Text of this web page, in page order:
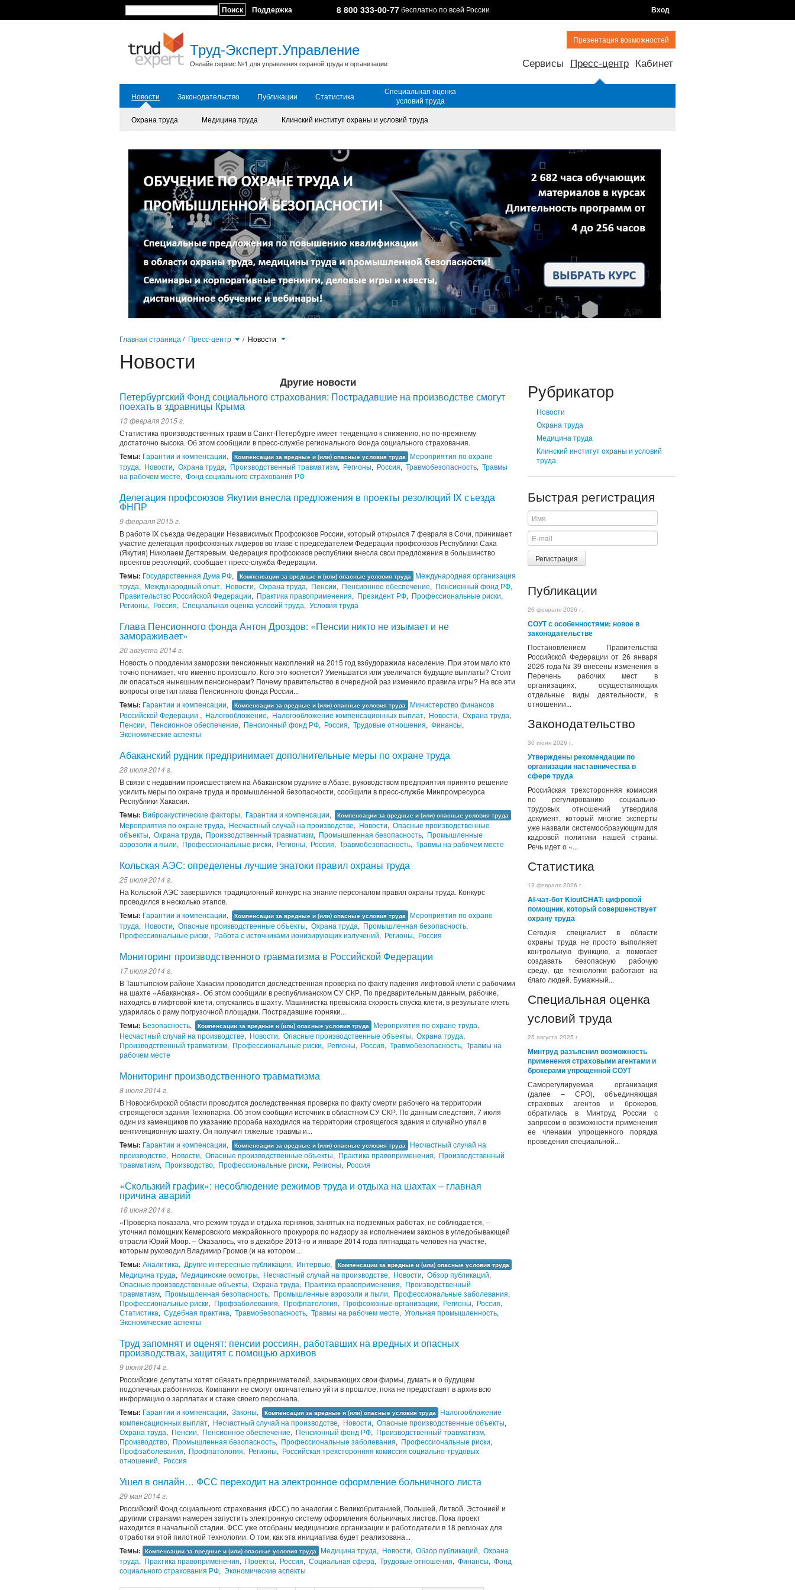
Поиск Поддержка 8 800 333-00-77бесплатно по всей России Вход
Труд-Эксперт.Управление
Онлайн сервис №1 для управления охраной труда в организации
Презентация возможностей
Сервисы Пресс-центр Кабинет
Новости Законодательство Публикации Статистика
Специальная оценка
условий труда
Охрана труда
Медицина труда Клинский институт охраны и условий труда
Главная страница / Пресс-центр / Новости
Новости
Рубрикатор
Новости
Охрана труда
Медицина труда
Клинский институт охраны и условий
труда
Быстрая регистрация
Регистрация
Публикации
26 февраля 2026 г.
СОУТ с особенностями: новое в
законодательстве
Постановлением Правительства
Российской Федерации от 26 января
2026 года № 39 внесены изменения в
Перечень рабочих мест в
организациях, осуществляющих
отдельные виды деятельности, в
отношении...
Законодательство
30 июня 2026 г.
Утверждены рекомендации по
организации наставничества в
сфере труда
Российская трехсторонняя комиссия
по регулированию социально-
трудовых отношений утвердила
документ, который многие эксперты
уже назвали системообразующим для
кадровой политики нашей страны.
Речь идет о «...
Статистика
13 февраля 2026 г.
AI-чат-бот KioutCHAT: цифровой
помощник, который совершенствует
охрану труда
Сегодня специалист в области
охраны труда не просто выполняет
контрольную функцию, а помогает
создавать безопасную рабочую
среду, где технологии работают на
благо людей. Бумажный...
Специальная оценка
условий труда
25 августа 2025 г.
Минтруд разъяснил возможность
применения страховыми агентами и
брокерами упрощенной СОУТ
Саморегулируемая организация
(далее – СРО), объединяющая
страховых агентов и брокеров,
обратилась в Минтруд России с
запросом о возможности применения
ее членами упрощенного порядка
проведения специальной...
Другие новости
Петербургский Фонд социального страхования: Пострадавшие на производстве смогут
поехать в здравницы Крыма
13 февраля 2015 г.
Статистика производственных травм в Санкт-Петербурге имеет тенденцию к снижению, но по-прежнему
достаточно высока. Об этом сообщили в пресс-службе регионального Фонда социального страхования.
Темы: Гарантии и компенсации, Компенсации за вредные и (или) опасные условия труда Мероприятия по охране
труда, Новости, Охрана труда, Производственный травматизм, Регионы, Россия, Травмобезопасность, Травмы
на рабочем месте, Фонд социального страхования РФ
Делегация профсоюзов Якутии внесла предложения в проекты резолюций IX съезда
ФНПР
9 февраля 2015 г.
В работе IX съезда Федерации Независимых Профсоюзов России, который открылся 7 февраля в Сочи, принимает
участие делегация профсоюзных лидеров во главе с председателем Федерации профсоюзов Республики Саха
(Якутия) Николаем Дегтяревым. Федерация профсоюзов республики внесла свои предложения в большинство
проектов резолюций, сообщает пресс-служба Федерации.
Темы: Государственная Дума РФ, Компенсации за вредные и (или) опасные условия труда Международная организация
труда, Международный опыт, Новости, Охрана труда, Пенсии, Пенсионное обеспечение, Пенсионный фонд РФ,
Правительство Российской Федерации, Практика правоприменения, Президент РФ, Профессиональные риски,
Регионы, Россия, Специальная оценка условий труда, Условия труда
Глава Пенсионного фонда Антон Дроздов: «Пенсии никто не изымает и не
замораживает»
20 августа 2014 г.
Новость о продлении заморозки пенсионных накоплений на 2015 год взбудоражила население. При этом мало кто
точно понимает, что именно произошло. Кого это коснется? Уменьшатся или увеличатся будущие выплаты? Стоит
ли опасаться нынешним пенсионерам? Почему правительство в очередной раз изменило правила игры? На все эти
вопросы ответил глава Пенсионного фонда России...
Темы: Гарантии и компенсации, Компенсации за вредные и (или) опасные условия труда Министерство финансов
Российской Федерации , Налогообложение, Налогообложение компенсационных выплат, Новости, Охрана труда,
Пенсии, Пенсионное обеспечение, Пенсионный фонд РФ, Россия, Трудовые отношения, Финансы,
Экономические аспекты
Абаканский рудник предпринимает дополнительные меры по охране труда
28 июля 2014 г.
В связи с недавним происшествием на Абаканском руднике в Абазе, руководством предприятия принято решение
усилить меры по охране труда и промышленной безопасности, сообщили в пресс-службе Минпромресурса
Республики Хакасия.
Темы: Виброакустические факторы, Гарантии и компенсации, Компенсации за вредные и (или) опасные условия труда
Мероприятия по охране труда, Несчастный случай на производстве, Новости, Опасные производственные
объекты, Охрана труда, Производственный травматизм, Промышленная безопасность, Промышленные
аэрозоли и пыли, Профессиональные риски, Регионы, Россия, Травмобезопасность, Травмы на рабочем месте
Кольская АЭС: определены лучшие знатоки правил охраны труда
25 июля 2014 г.
На Кольской АЭС завершился традиционный конкурс на знание персоналом правил охраны труда. Конкурс
проводился в несколько этапов.
Темы: Гарантии и компенсации, Компенсации за вредные и (или) опасные условия труда Мероприятия по охране
труда, Новости, Опасные производственные объекты, Охрана труда, Промышленная безопасность,
Профессиональные риски, Работа с источниками ионизирующих излучений, Регионы, Россия
Мониторинг производственного травматизма в Российской Федерации
17 июля 2014 г.
В Таштыпском районе Хакасии проводится доследственная проверка по факту падения лифтовой клети с рабочими
на шахте «Абаканская». Об этом сообщили в республиканском СУ СКР. По предварительным данным, рабочие,
находясь в лифтовой клети, опускались в шахту. Машинистка превысила скорость спуска клети, в результате клеть
ударилась о раму погрузочной площадки. Пострадавшие горняки...
Темы: Безопасность, Компенсации за вредные и (или) опасные условия труда Мероприятия по охране труда,
Несчастный случай на производстве, Новости, Опасные производственные объекты, Охрана труда,
Производственный травматизм, Профессиональные риски, Регионы, Россия, Травмобезопасность, Травмы на
рабочем месте
Мониторинг производственного травматизма
8 июля 2014 г.
В Новосибирской области проводится доследственная проверка по факту смерти рабочего на территории
строящегося здания Технопарка. Об этом сообщил источник в областном СУ СКР. По данным следствия, 7 июля
один из каменщиков по указанию прораба находился на территории строящегося здания и случайно упал в
вентиляционную шахту. Он получил тяжелые травмы и...
Темы: Гарантии и компенсации, Компенсации за вредные и (или) опасные условия труда Несчастный случай на
производстве, Новости, Опасные производственные объекты, Практика правоприменения, Производственный
травматизм, Производство, Профессиональные риски, Регионы, Россия
«Скользкий график»: несоблюдение режимов труда и отдыха на шахтах – главная
причина аварий
18 июня 2014 г.
«Проверка показала, что режим труда и отдыха горняков, занятых на подземных работах, не соблюдается, –
уточнил помощник Кемеровского межрайонного прокурора по надзору за исполнением законов в угледобывающей
отрасли Юрий Моор. – Оказалось, что в декабре 2013-го и январе 2014 года пятнадцать человек на участке,
которым руководил Владимир Громов (и на котором...
Темы: Аналитика, Другие интересные публикации, Интервью, Компенсации за вредные и (или) опасные условия труда
Медицина труда, Медицинские осмотры, Несчастный случай на производстве, Новости, Обзор публикаций,
Опасные производственные объекты, Охрана труда, Практика правоприменения, Производственный
травматизм, Промышленная безопасность, Промышленные аэрозоли и пыли, Профессиональные заболевания,
Профессиональные риски, Профзаболевания, Профпатология, Профсоюзные организации, Регионы, Россия,
Статистика, Судебная практика, Травмобезопасность, Травмы на рабочем месте, Угольная промышленность,
Экономические аспекты
Труд запомнят и оценят: пенсии россиян, работавших на вредных и опасных
производствах, защитят с помощью архивов
9 июня 2014 г.
Российские депутаты хотят обязать предпринимателей, закрывающих свои фирмы, думать и о будущем
подопечных работников. Компании не смогут окончательно уйти в прошлое, пока не предоставят в архив всю
информацию о зарплатах и стаже своего персонала.
Темы: Гарантии и компенсации, Законы, Компенсации за вредные и (или) опасные условия труда Налогообложение
компенсационных выплат, Несчастный случай на производстве, Новости, Опасные производственные объекты,
Охрана труда, Пенсии, Пенсионное обеспечение, Пенсионный фонд РФ, Производственный травматизм,
Производство, Промышленная безопасность, Профессиональные заболевания, Профессиональные риски,
Профзаболевания, Профпатология, Регионы, Российская трехсторонняя комиссия социально-трудовых
отношений, Россия
Ушел в онлайн… ФСС переходит на электронное оформление больничного листа
29 мая 2014 г.
Российский Фонд социального страхования (ФСС) по аналогии с Великобританией, Польшей, Литвой, Эстонией и
другими странами намерен запустить электронную систему оформления больничных листов. Пока проект
находится в начальной стадии. ФСС уже отобраны медицинские организации и работодатели в 18 регионах для
отработки этой пилотной технологии. О том, как эта инициатива будет реализована...
Темы: Компенсации за вредные и (или) опасные условия труда Медицина труда, Новости, Обзор публикаций, Охрана
труда, Практика правоприменения, Проекты, Россия, Социальная сфера, Трудовые отношения, Финансы, Фонд
социального страхования РФ, Экономические аспекты